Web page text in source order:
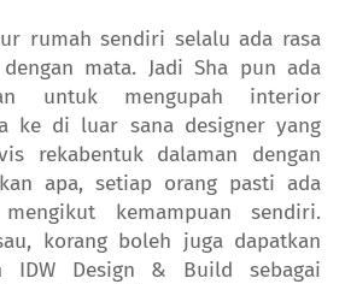
rumah sendiri selalu ada rasa
mata. Jadi Sha pun ada
untuk mengupah interior
ke di luar sana designer yang
rekabentuk dalaman dengan
apa, setiap orang pasti ada
kemampuan sendiri.
korang boleh juga dapatkan
IDW Design & Build sebagai